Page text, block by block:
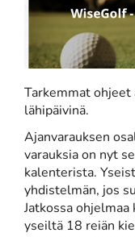
Tarkemmat
lähipäivinä.
Ajanvarauksen
varauksia on nyt
kalenterista.
yhdistelmän, jos
Jatkossa
yseiltä 18 reiän